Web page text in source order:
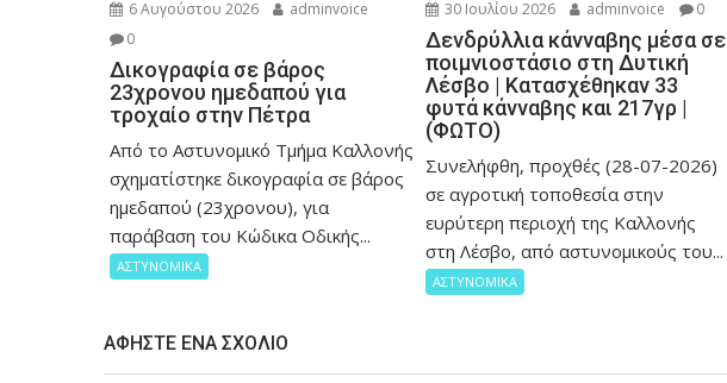
6 Αυγούστου 2026
adminvoice
0
Δικογραφία σε βάρος
23χρονου ημεδαπού για
τροχαίο στην Πέτρα
Από το Αστυνομικό Τμήμα Καλλονής
σχηματίστηκε δικογραφία σε βάρος
ημεδαπού (23χρονου), για
παράβαση του Κώδικα Οδικής...
ΑΣΤΥΝΟΜΙΚΑ
30 Ιουλίου 2026 adminvoice 0
Δενδρύλλια κάνναβης μέσα σε
ποιμνιοστάσιο στη Δυτική
Λέσβο | Κατασχέθηκαν 33
φυτά κάνναβης και 217γρ |
(ΦΩΤΟ)
Συνελήφθη, προχθές (28-07-2026)
σε αγροτική τοποθεσία στην
ευρύτερη περιοχή της Καλλονής
στη Λέσβο, από αστυνομικούς του...
ΑΣΤΥΝΟΜΙΚΑ
ΑΦΉΣΤΕ ΈΝΑ ΣΧΌΛΙΟ